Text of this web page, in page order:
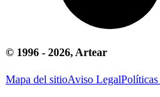
© 1996 - 2026, Artear
Mapa del sitioAviso Legal